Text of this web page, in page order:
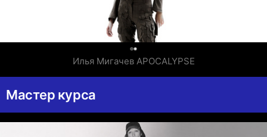
Илья Мигачев APOCALYPSE
Мастер курса